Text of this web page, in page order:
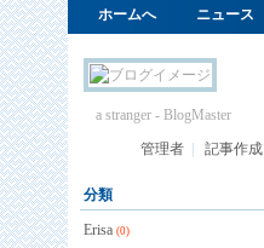
ホームへ ニュース
a stranger - BlogMaster
管理者| 記事作成
分類
Erisa (0)